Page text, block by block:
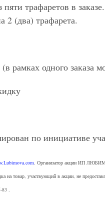
трафаретов в
2 (два) трафарета.
рамках одного заказа
по инициативе
. Организатор акции ИП
на товар, участвующий в акции, не
83 .